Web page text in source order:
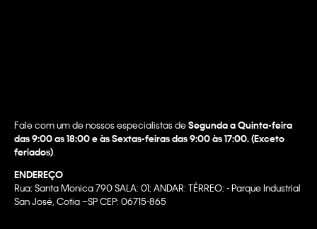
Fale com um de nossos especialistas deSegunda a Quinta-feira
das 9:00 as 18:00 e às Sextas-feiras das 9:00 às 17:00. (Exceto
feriados)
ENDEREÇO
Rua: Santa Monica 790 SALA: 01; ANDAR: TÉRREO; - Parque Industrial
San José, Cotia –SP CEP: 06715-865